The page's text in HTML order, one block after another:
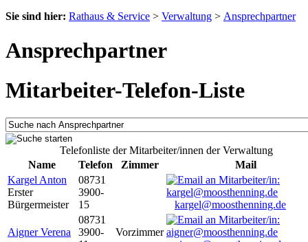
Sie sind hier: Rathaus & Service > Verwaltung > Ansprechpartner
Ansprechpartner
Mitarbeiter-Telefon-Liste
Telefonliste der Mitarbeiter/innen der Verwaltung
Name
Telefon Zimmer
Mail
Kargel Anton
Erster
Bürgermeister
08731
3900-
15
kargel@moosthenning.de
Aigner Verena
08731
3900-
Vorzimmer